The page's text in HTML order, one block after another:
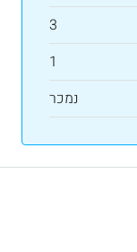
3
1
נמכר